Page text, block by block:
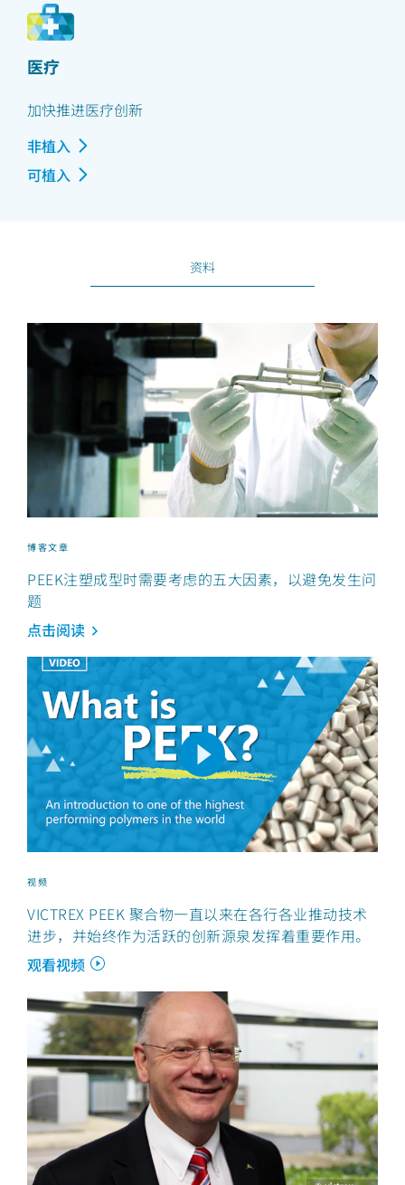
医疗
加快推进医疗创新
非植入
可植入
资料
博客文章
PEEK注塑成型时需要考虑的五大因素，以避免发生问
题
点击阅读
视频
VICTREX PEEK 聚合物一直以来在各行各业推动技术
进步，并始终作为活跃的创新源泉发挥着重要作用。
观看视频